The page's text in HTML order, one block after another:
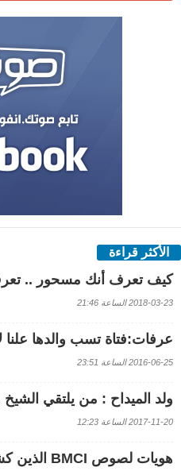
الأكثر قراءة
كيف تعرف أنك مسحور ..
2018-03-23 الساعة 21:46
عرفات:فتاة تسب والدها علنا
2016-06-25 الساعة 23:51
ولد الميداح : من يلتقي
2017-11-20 الساعة 12:23
هويات لصوص BMCI الذين كشفتهم إمرأة